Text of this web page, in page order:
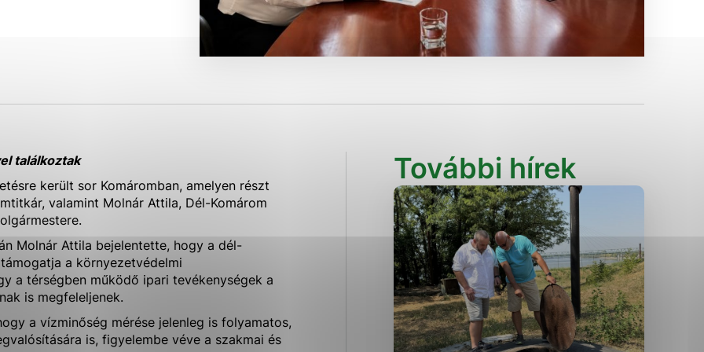
találkoztak
került sor Komáromban, amelyen részt
valamint Molnár Attila, Dél-Komárom
Molnár Attila bejelentette, hogy a dél-
a környezetvédelmi
a térségben működő ipari tevékenységek a
is megfeleljenek.
a vízminőség mérése jelenleg is folyamatos,
is, figyelembe véve a szakmai és
További hírek
Analytické cookies
cookie nemôže web správne fungovať.
prevádzkovateľovi stránok pochopiť, ako návštevníci stránok stránku používajú,
a ponúknuť im lepšiu skúsenosť. Všetky dáta sa zbierajú anonymne a nie je
osobou.
Povoliť všetko Uložiť nastavenia